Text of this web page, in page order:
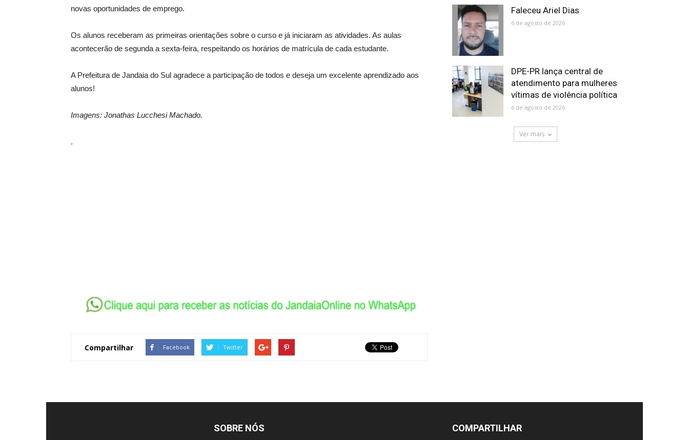
novas oportunidades de emprego.
Os alunos receberam as primeiras orientações sobre o curso e já iniciaram as atividades. As aulas
acontecerão de segunda a sexta-feira, respeitando os horários de matrícula de cada estudante.
A Prefeitura de Jandaia do Sul agradece a participação de todos e deseja um excelente aprendizado aos
alunos!
Imagens: Jonathas Lucchesi Machado.
.
Compartilhar Facebook Twitter
Faleceu Ariel Dias
6 de agosto de 2026
DPE-PR lança central de
atendimento para mulheres
vítimas de violência política
6 de agosto de 2026
Ver mais
SOBRE NÓS COMPARTILHAR